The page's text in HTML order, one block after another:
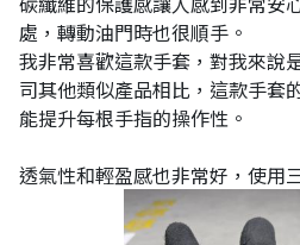
處，轉動油門時也很順手。
我非常喜歡這款手套，對我來說
司其他類似產品相比，這款手套
能提升每根手指的操作性。
透氣性和輕盈感也非常好，使用